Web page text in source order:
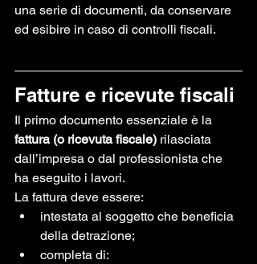
una serie di documenti, da conservare
ed esibire in caso di controlli fiscali.
Fatture e ricevute fiscali
Il primo documento essenziale è la
fattura (o ricevuta fiscale) rilasciata
dall’impresa o dal professionista che
ha eseguito i lavori.
La fattura deve essere:
intestata al soggetto che beneficia
della detrazione;
completa di: